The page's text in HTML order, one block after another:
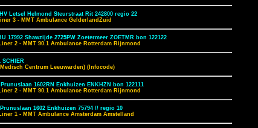
Letsel Helmond Steurstraat Rit 242800 regio 22
3 - MMT Ambulance GelderlandZuid
17992 Shawzijde 2725PW Zoetermeer ZOETMR bon 122122
2 - MMT 90.1 Ambulance Rotterdam Rijnmond
SCHIER
Centrum Leeuwarden) (Infocode)
1602RN Enkhuizen ENKHZN bon 122111
2 - MMT 90.1 Ambulance Rotterdam Rijnmond
1602 Enkhuizen 75794 // regio 10
1 - MMT Ambulance Amsterdam Amstelland